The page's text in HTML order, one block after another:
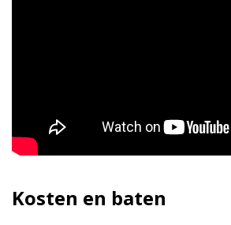
Kosten en baten